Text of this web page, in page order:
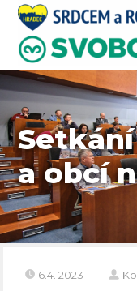
a obcí
6.4. 2023